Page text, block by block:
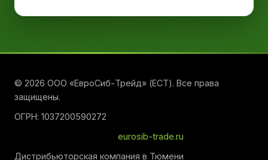
© 2026 ООО «ЕвроСиб-Трейд» (ЕСТ). Все права
защищены.
ОГРН: 1037200590272
eurosib-trade.ru
Дистрибьюторская компания в Тюмени